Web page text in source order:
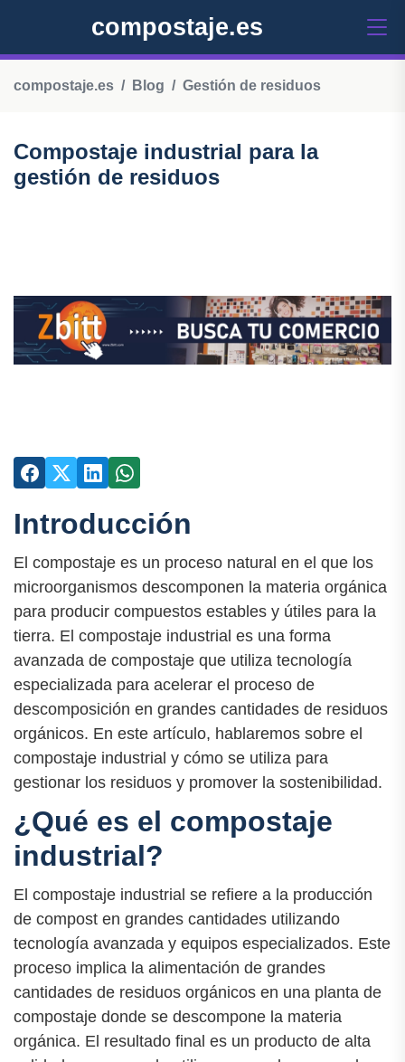
compostaje.es
compostaje.es Blog Gestión de residuos
Compostaje industrial para la
gestión de residuos
Introducción
El compostaje es un proceso natural en el que los
microorganismos descomponen la materia orgánica
para producir compuestos estables y útiles para la
tierra. El compostaje industrial es una forma
avanzada de compostaje que utiliza tecnología
especializada para acelerar el proceso de
descomposición en grandes cantidades de residuos
orgánicos. En este artículo, hablaremos sobre el
compostaje industrial y cómo se utiliza para
gestionar los residuos y promover la sostenibilidad.
¿Qué es el compostaje
industrial?
El compostaje industrial se refiere a la producción
de compost en grandes cantidades utilizando
tecnología avanzada y equipos especializados. Este
proceso implica la alimentación de grandes
cantidades de residuos orgánicos en una planta de
compostaje donde se descompone la materia
orgánica. El resultado final es un producto de alta